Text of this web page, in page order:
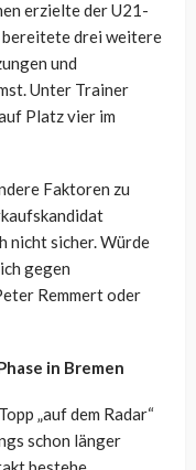
erzielte der U21-
drei weitere
und
Unter Trainer
Platz vier im
Faktoren zu
nicht sicher. Würde
gegen
Remmert oder
in Bremen
„auf dem Radar“
schon länger